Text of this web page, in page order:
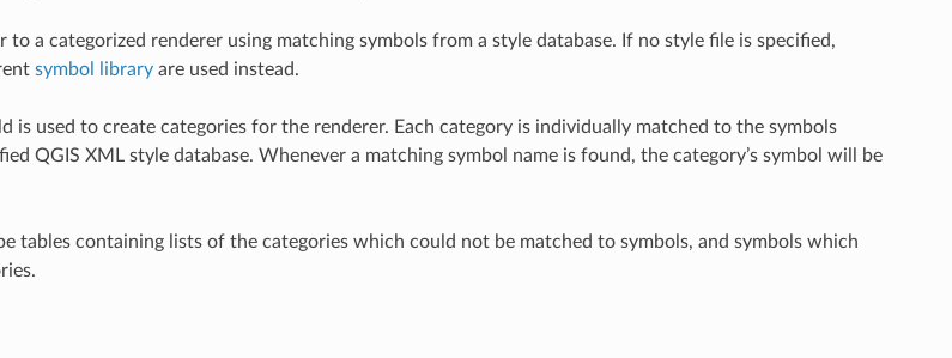
to a categorized renderer using matching symbols from a style database. If no style file is specified,
symbol libraryare used instead.
is used to create categories for the renderer. Each category is individually matched to the symbols
QGIS XML style database. Whenever a matching symbol name is found, the category’s symbol will be
tables containing lists of the categories which could not be matched to symbols, and symbols which